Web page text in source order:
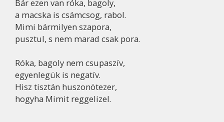
Bár ezen van róka, bagoly,
a macska is csámcsog, rabol.
Mimi bármilyen szapora,
pusztul, s nem marad csak pora.
Róka, bagoly nem csupaszív,
egyenlegük is negatív.
Hisz tisztán huszonötezer,
hogyha Mimit reggelizel.